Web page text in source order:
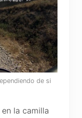
de si
la camilla